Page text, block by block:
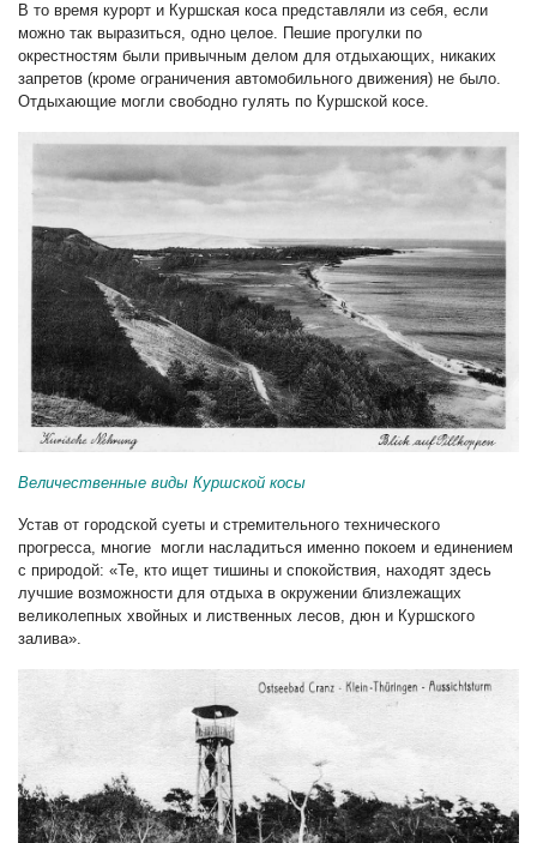
В то время курорт и Куршская коса представляли из себя, если
можно так выразиться, одно целое. Пешие прогулки по
окрестностям были привычным делом для отдыхающих, никаких
запретов (кроме ограничения автомобильного движения) не было.
Отдыхающие могли свободно гулять по Куршской косе.
Величественные виды Куршской косы
Устав от городской суеты и стремительного технического
прогресса, многие могли насладиться именно покоем и единением
с природой: «Те, кто ищет тишины и спокойствия, находят здесь
лучшие возможности для отдыха в окружении близлежащих
великолепных хвойных и лиственных лесов, дюн и Куршского
залива».